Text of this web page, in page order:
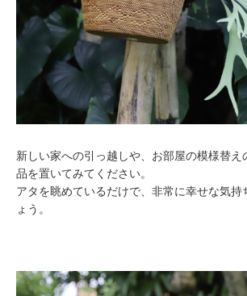
新しい家への引っ越しや、お部屋の模様替え
品を置いてみてください。
アタを眺めているだけで、非常に幸せな気持
ょう。